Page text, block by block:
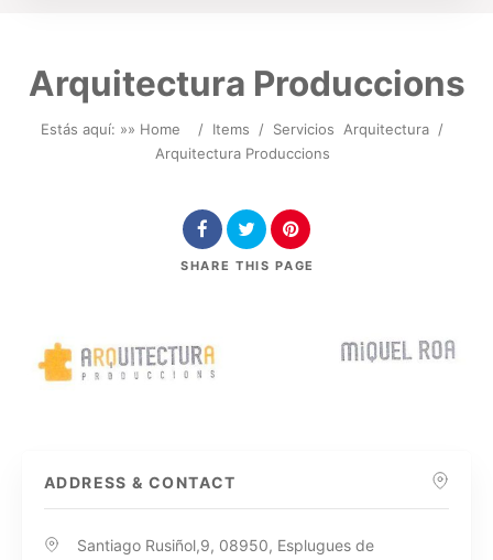
Arquitectura Produccions
Estás aquí: »» Home / Items / Servicios Arquitectura /
Arquitectura Produccions
SHARE THIS PAGE
ADDRESS & CONTACT
Santiago Rusiñol,9, 08950, Esplugues de